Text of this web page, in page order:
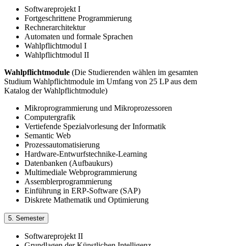
Softwareprojekt I
Fortgeschrittene Programmierung
Rechnerarchitektur
Automaten und formale Sprachen
Wahlpflichtmodul I
Wahlpflichtmodul II
Wahlpflichtmodule (Die Studierenden wählen im gesamten
Studium Wahlpflichtmodule im Umfang von 25 LP aus dem
Katalog der Wahlpflichtmodule)
Mikroprogrammierung und Mikroprozessoren
Computergrafik
Vertiefende Spezialvorlesung der Informatik
Semantic Web
Prozessautomatisierung
Hardware-Entwurfstechnike-Learning
Datenbanken (Aufbaukurs)
Multimediale Webprogrammierung
Assemblerprogrammierung
Einführung in ERP-Software (SAP)
Diskrete Mathematik und Optimierung
5. Semester
Softwareprojekt II